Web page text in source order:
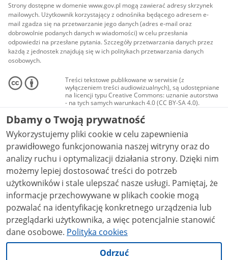
Strony dostępne w domenie www.gov.pl mogą zawierać adresy skrzynek
mailowych. Użytkownik korzystający z odnośnika będącego adresem e-
mail zgadza się na przetwarzanie jego danych (adres e-mail oraz
dobrowolnie podanych danych w wiadomości) w celu przesłania
odpowiedzi na przesłane pytania. Szczegóły przetwarzania danych przez
każdą z jednostek znajdują się w ich politykach przetwarzania danych
osobowych.
Treści tekstowe publikowane w serwisie (z
wyłączeniem treści audiowizualnych), są udostępniane
na licencji typu Creative Commons: uznanie autorstwa
- na tych samych warunkach 4.0 (CC BY-SA 4.0).
Materiały audiowizualne, w tym zdjęcia, materiały
audio i wideo, są udostępniane na licencji typu
Creative Commons: uznanie autorstwa użycie
niekomercyjne - bez utworów zależnych 4.0 (CC BY-
NC-ND 4.0), o ile nie jest to stwierdzone inaczej.
Dbamy o Twoją prywatność
Wykorzystujemy pliki cookie w celu zapewnienia
prawidłowego funkcjonowania naszej witryny oraz do
analizy ruchu i optymalizacji działania strony. Dzięki nim
możemy lepiej dostosować treści do potrzeb
użytkowników i stale ulepszać nasze usługi. Pamiętaj, że
informacje przechowywane w plikach cookie mogą
pozwalać na identyfikację konkretnego urządzenia lub
przeglądarki użytkownika, a więc potencjalnie stanowić
dane osobowe. Polityka cookies
Odrzuć